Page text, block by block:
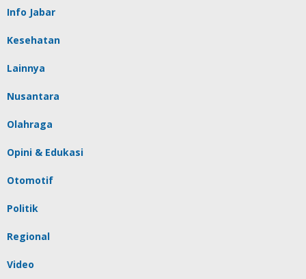
Info Jabar
Kesehatan
Lainnya
Nusantara
Olahraga
Opini & Edukasi
Otomotif
Politik
Regional
Video